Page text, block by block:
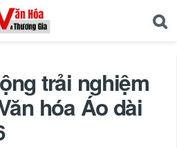
trải nghiệm
hóa Áo dài